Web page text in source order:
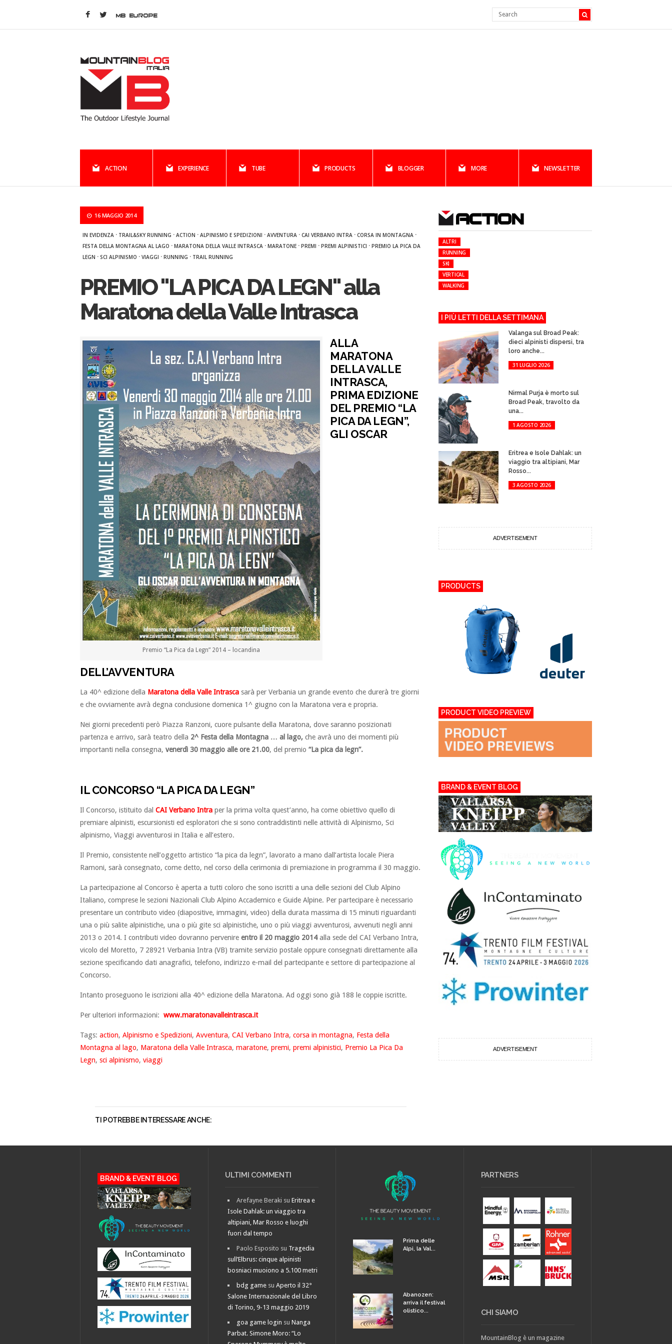
MB EUROPE
ACTION EXPERIENCE TUBE PRODUCTS BLOGGER MORE NEWSLETTER
16 MAGGIO 2014
IN EVIDENZA · TRAIL&SKY RUNNING · ACTION · ALPINISMO E SPEDIZIONI · AVVENTURA · CAI VERBANO INTRA · CORSA IN MONTAGNA ·
FESTA DELLA MONTAGNA AL LAGO · MARATONA DELLA VALLE INTRASCA · MARATONE · PREMI · PREMI ALPINISTICI · PREMIO LA PICA DA
LEGN · SCI ALPINISMO · VIAGGI · RUNNING · TRAIL RUNNING
PREMIO "LA PICA DA LEGN" alla
Maratona della Valle Intrasca
Premio “La Pica da Legn” 2014 – locandina
ALLA
MARATONA
DELLA VALLE
INTRASCA,
PRIMA EDIZIONE
DEL PREMIO “LA
PICA DA LEGN”,
GLI OSCAR
DELL’AVVENTURA
La 40^ edizione della Maratona della Valle Intrasca sarà per Verbania un grande evento che durerà tre giorni
e che ovviamente avrà degna conclusione domenica 1^ giugno con la Maratona vera e propria.
Nei giorni precedenti però Piazza Ranzoni, cuore pulsante della Maratona, dove saranno posizionati
partenza e arrivo, sarà teatro della 2^ Festa della Montagna … al lago, che avrà uno dei momenti più
importanti nella consegna, venerdì 30 maggio alle ore 21.00, del premio “La pica da legn”.
IL CONCORSO “LA PICA DA LEGN”
Il Concorso, istituito dal CAI Verbano Intra per la prima volta quest’anno, ha come obiettivo quello di
premiare alpinisti, escursionisti ed esploratori che si sono contraddistinti nelle attività di Alpinismo, Sci
alpinismo, Viaggi avventurosi in Italia e all’estero.
Il Premio, consistente nell’oggetto artistico “la pica da legn”, lavorato a mano dall’artista locale Piera
Ramoni, sarà consegnato, come detto, nel corso della cerimonia di premiazione in programma il 30 maggio.
La partecipazione al Concorso è aperta a tutti coloro che sono iscritti a una delle sezioni del Club Alpino
Italiano, comprese le sezioni Nazionali Club Alpino Accademico e Guide Alpine. Per partecipare è necessario
presentare un contributo video (diapositive, immagini, video) della durata massima di 15 minuti riguardanti
una o più salite alpinistiche, una o più gite sci alpinistiche, uno o più viaggi avventurosi, avvenuti negli anni
2013 o 2014. I contributi video dovranno pervenire entro il 20 maggio 2014alla sede del CAI Verbano Intra,
vicolo del Moretto, 7 28921 Verbania Intra (VB) tramite servizio postale oppure consegnati direttamente alla
sezione specificando dati anagrafici, telefono, indirizzo e-mail del partecipante e settore di partecipazione al
Concorso.
Intanto proseguono le iscrizioni alla 40^ edizione della Maratona. Ad oggi sono già 188 le coppie iscritte.
Per ulteriori informazioni: www.maratonavalleintrasca.it
Tags: action, Alpinismo e Spedizioni, Avventura, CAI Verbano Intra, corsa in montagna, Festa della
Montagna al lago, Maratona della Valle Intrasca, maratone, premi, premi alpinistici, Premio La Pica Da
Legn, sci alpinismo, viaggi
TI POTREBBE INTERESSARE ANCHE:
ACTION
ALTRI
RUNNING
SKI
VERTICAL
WALKING
I PIÙ LETTI DELLA SETTIMANA
Valanga sul Broad Peak:
dieci alpinisti dispersi, tra
loro anche...
31 LUGLIO 2026
Nirmal Purja è morto sul
Broad Peak, travolto da
una...
1 AGOSTO 2026
Eritrea e Isole Dahlak: un
viaggio tra altipiani, Mar
Rosso...
3 AGOSTO 2026
ADVERTISEMENT
PRODUCTS
PRODUCT VIDEO PREVIEW
BRAND & EVENT BLOG
ADVERTISEMENT
BRAND & EVENT BLOG ULTIMI COMMENTI
Arefayne Beraki suEritrea e
Isole Dahlak: un viaggio tra
altipiani, Mar Rosso e luoghi
fuori dal tempo
Paolo Esposito su Tragedia
sull’Elbrus: cinque alpinisti
bosniaci muoiono a 5.100 metri
bdg game suAperto il 32°
Salone Internazionale del Libro
di Torino, 9-13 maggio 2019
goa game login suNanga
Parbat. Simone Moro: “Lo
Prima delle
Alpi, la Val...
Abanozen:
arriva il festival
olistico...
PARTNERS
CHI SIAMO
MountainBlog è un magazine